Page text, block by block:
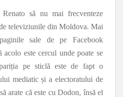
să nu mai frecventeze
televiziunile din Moldova. Mai
sale de pe Facebook
este cercul unde poate se
pe sticlă este de fapt o
mediatic și a electoratului de
arate că este cu Dodon, însă el